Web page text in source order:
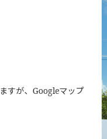
すが、Googleマップ